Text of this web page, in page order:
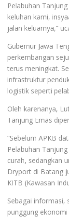
Pelabuhan
keluhan kami,
jalan keluarnya,”
Gubernur Jawa
perkembangan
terus meningkat.
infrastruktur
logistik seperti
Oleh karenanya,
Tanjung Emas
“Sebelum APKB
Pelabuhan
curah, sedangkan
Dryport di Batang
KITB (Kawasan
Sebagai informasi,
punggung